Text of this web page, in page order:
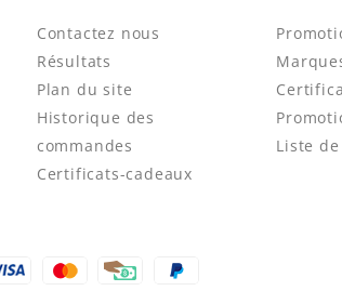
Contactez nous
Résultats
Plan du site
Historique des
commandes
Certificats-cadeaux
Liste